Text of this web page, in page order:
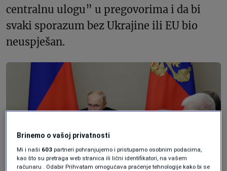
centralnu ulogu” u pregovorima i da bi
svaki sporazum bez Ukrajine ili EU bio
neuspješan.
Brinemo o vašoj privatnosti
Mi i naši 603 partneri pohranjujemo i pristupamo osobnim podacima,
kao što su pretraga web stranica ili lični identifikatori, na vašem
računaru . Odabir Prihvatam omogućava praćenje tehnologije kako bi se